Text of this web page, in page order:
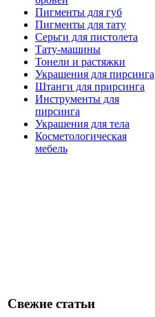
Пигменты для губ
Пигменты для тату
Серьги для пистолета
Тату-машины
Тонели и растяжки
Украшения для пирсинга
Штанги для прирсинга
Инструменты для
пирсинга
Украшения для тела
Косметологическая
мебель
Свежие статьи